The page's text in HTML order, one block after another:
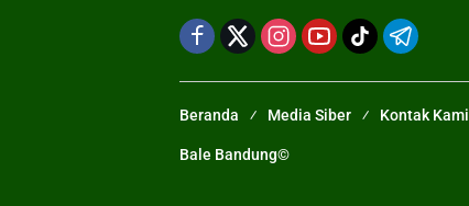
Beranda Media Siber Kontak Kami
Bale Bandung©